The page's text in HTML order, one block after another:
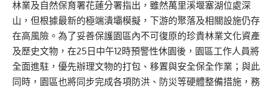
林業及自然保育署花蓮分署指出，雖然萬里溪堰塞湖位處深
山，但根據最新的極端潰壩模擬，下游的聚落及相關設施仍存
在高風險。為了妥善保護園區內不可復原的珍貴林業文化資產
及歷史文物，在25日中午12時預警性休園後，園區工作人員將
全面進駐，優先辦理文物的打包、移置與安全保全作業；與此
同時，園區也將同步完成各項防洪、防災等硬體整備措施，務